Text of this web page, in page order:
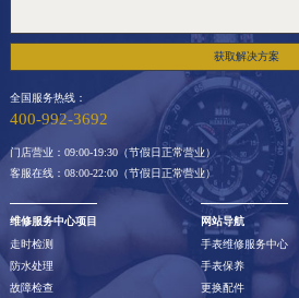
获取解决方案
全国服务热线：
400-992-3692
门店营业：09:00-19:30（节假日正常营业）
客服在线：08:00-22:00（节假日正常营业）
维修服务中心项目
走时检测
防水处理
故障检查
网站导航
手表维修服务中心
手表保养
更换配件